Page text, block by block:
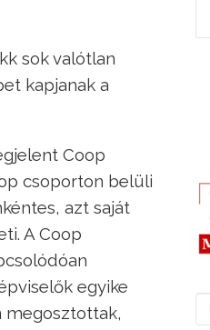
sok valótlan
kapjanak a
Coop
csoporton belüli
azt saját
A Coop
egyike
megosztottak,